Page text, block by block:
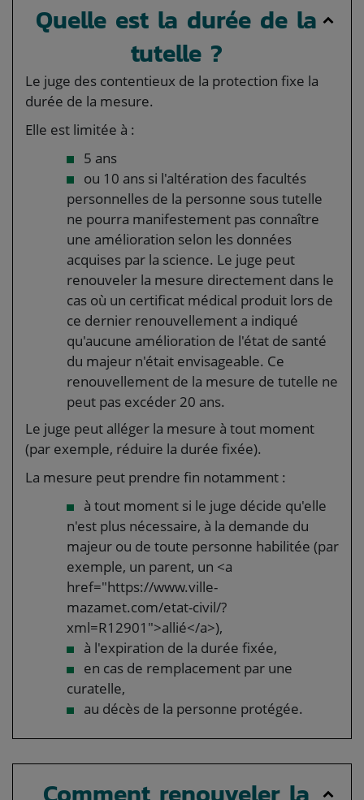
Quelle est la durée de la
tutelle ?
Le juge des contentieux de la protection fixe la
durée de la mesure.
Elle est limitée à :
5 ans
ou 10 ans si l'altération des facultés
personnelles de la personne sous tutelle
ne pourra manifestement pas connaître
une amélioration selon les données
acquises par la science. Le juge peut
renouveler la mesure directement dans le
cas où un certificat médical produit lors de
ce dernier renouvellement a indiqué
qu'aucune amélioration de l'état de santé
du majeur n'était envisageable. Ce
renouvellement de la mesure de tutelle ne
peut pas excéder 20 ans.
Le juge peut alléger la mesure à tout moment
(par exemple, réduire la durée fixée).
La mesure peut prendre fin notamment :
à tout moment si le juge décide qu'elle
n'est plus nécessaire, à la demande du
majeur ou de toute personne habilitée (par
exemple, un parent, un <a
href="https://www.ville-
mazamet.com/etat-civil/?
xml=R12901">allié</a>),
à l'expiration de la durée fixée,
en cas de remplacement par une
curatelle,
au décès de la personne protégée.